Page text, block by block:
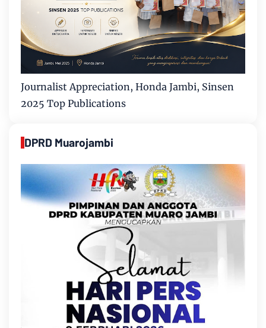
Journalist Appreciation, Honda Jambi, Sinsen
2025 Top Publications
DPRD Muarojambi